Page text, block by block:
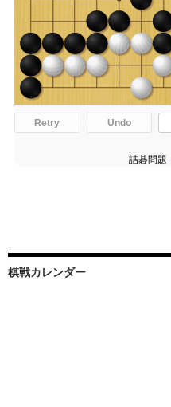
棋戦カレンダー